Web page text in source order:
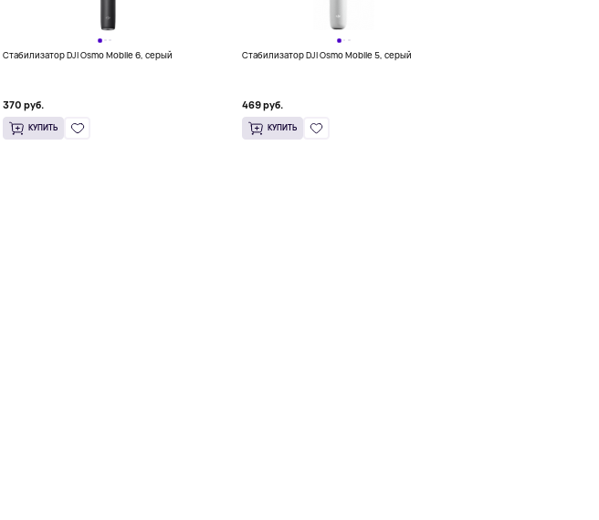
Стабилизатор DJI Osmo Mobile 6, серый
370 руб.
КУПИТЬ
Стабилизатор DJI Osmo Mobile 5, серый
469 руб.
КУПИТЬ